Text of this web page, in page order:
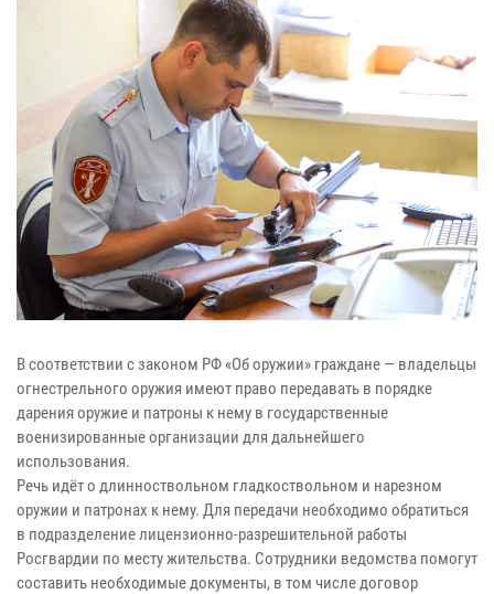
В соответствии с законом РФ «Об оружии» граждане — владельцы
огнестрельного оружия имеют право передавать в порядке
дарения оружие и патроны к нему в государственные
военизированные организации для дальнейшего
использования.
Речь идёт о длинноствольном гладкоствольном и нарезном
оружии и патронах к нему. Для передачи необходимо обратиться
в подразделение лицензионно-разрешительной работы
Росгвардии по месту жительства. Сотрудники ведомства помогут
составить необходимые документы, в том числе договор